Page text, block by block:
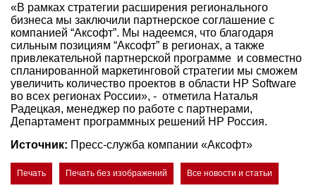
«В рамках стратегии расширения регионального
бизнеса мы заключили партнерское соглашение с
компанией “Аксофт”. Мы надеемся, что благодаря
сильным позициям “Аксофт” в регионах, а также
привлекательной партнерской программе и совместно
спланированной маркетинговой стратегии мы сможем
увеличить количество проектов в области HP Software
во всех регионах России», - отметила Наталья
Радецкая, менеджер по работе с партнерами,
Департамент программных решений HP Россия.
Источник: Пресс-служба компании «Аксофт»
Печать Печать без изображений Все новости и статьи